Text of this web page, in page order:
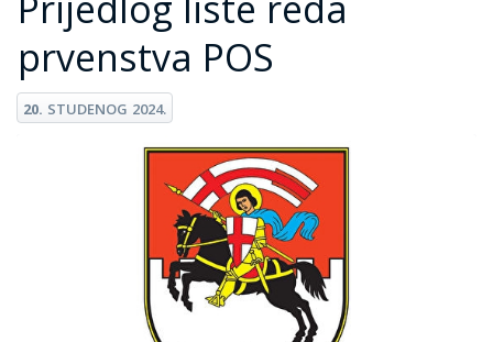
prvenstva POS
20. STUDENOG 2024.